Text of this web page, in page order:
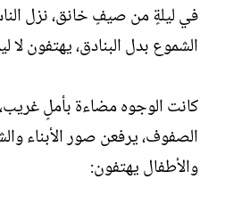
في ليلةٍ من صيفٍ خانق، نزل
الشموع بدل البنادق، يهتفون لا
كانت الوجوه مضاءة بأملٍ
الصفوف، يرفعن صور الأبناء
والأطفال يهتفون: